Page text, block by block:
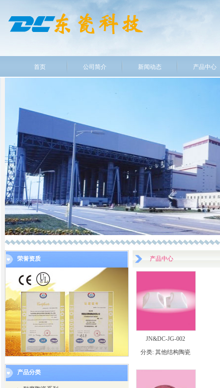
首页 公司简介 新闻动态 产品中心
荣誉资质
产品分类
产品中心
JN&DC-JG-002
分类: 其他结构陶瓷